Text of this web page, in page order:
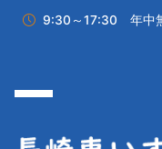
9:30～17:30 年中